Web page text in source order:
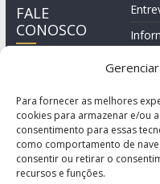
Para fornecer as melhores
cookies para armazenar e/ou
consentimento para essas
como comportamento de
consentir ou retirar o
recursos e funções.
FALE
CONOSCO